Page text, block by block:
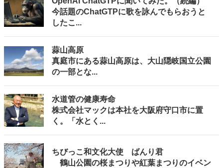
今話題のChatGTPに歌を詠んでもらおうと
したこ...
蒜山高原
真庭市にある蒜山高原は、大山隠岐国立公園
の一部とな...
水道管の健康寿命
株式会社マックは本社を大阪府守口市に置
く。「水とく...
ちびっこ和文化大使 ばんり君
鶴山公園の桜まつりや紅葉まつりのイベン